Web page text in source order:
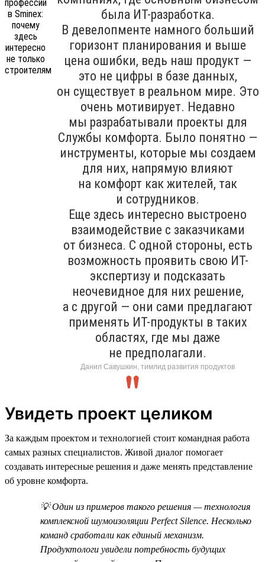
была ИТ-разработка.
В девелопменте намного больший
горизонт планирования и выше
цена ошибки, ведь наш продукт —
это не цифры в базе данных,
он существует в реальном мире. Это
очень мотивирует. Недавно
мы разрабатывали проекты для
Службы комфорта. Было понятно —
инструменты, которые мы создаем
для них, напрямую влияют
на комфорт как жителей, так
и сотрудников.
Еще здесь интересно выстроено
взаимодействие с заказчиками
от бизнеса. С одной стороны, есть
возможность проявить свою ИТ-
экспертизу и подсказать
неочевидное для них решение,
а с другой — они сами предлагают
применять ИТ-продукты в таких
областях, где мы даже
не предполагали.
Данил Савушкин, тимлид развития продуктов
Увидеть проект целиком
За каждым проектом и технологией стоит командная работа
самых разных специалистов. Живой диалог помогает
создавать интересные решения и даже менять представление
об уровне комфорта.
💡 Один из примеров такого решения — технология
комплексной шумоизоляции Perfect Silence. Несколько
команд сработали как единый механизм.
Продуктологи увидели потребность будущих